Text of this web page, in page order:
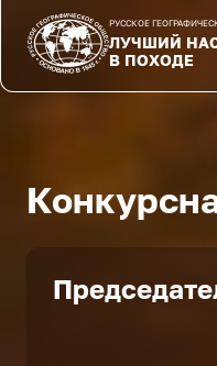
РУССКОЕ
ЛУЧШИЙ
В ПОХОДЕ